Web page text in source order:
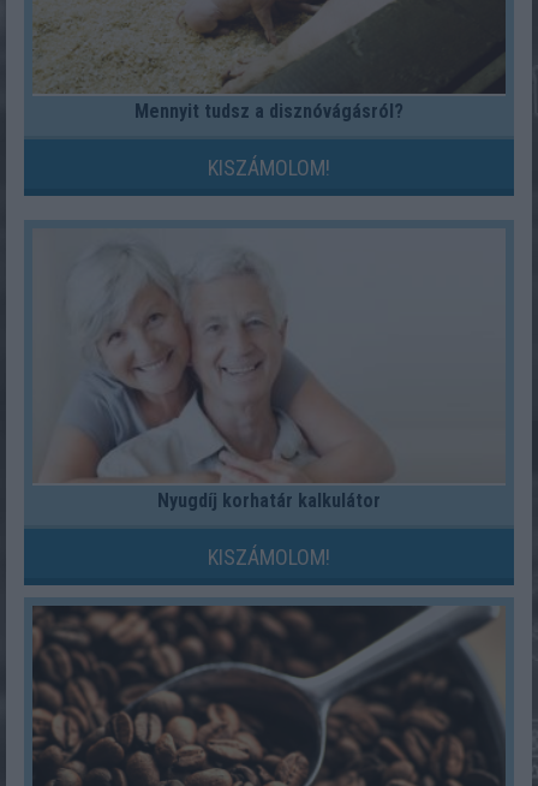
Mennyit tudsz a disznóvágásról?
KISZÁMOLOM!
Nyugdíj korhatár kalkulátor
KISZÁMOLOM!